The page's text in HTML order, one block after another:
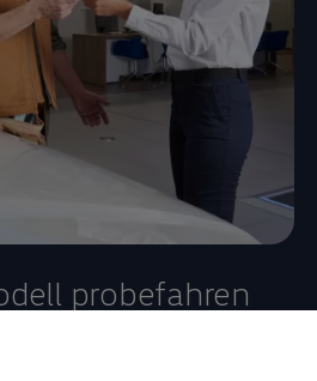
probefahren